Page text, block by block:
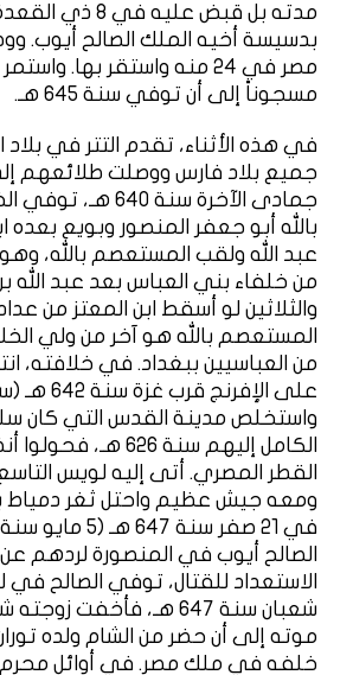
بدسيسة أخيه الملك الصالح أيوب.
مصر في 24 منه واستقر بها.
مسجوناً إلى أن توفي سنة 645 هـ.
في هذه الأثناء، تقدم التتر في بلاد
جمادى الآخرة سنة
بالله أبو جعفر المنصور وبويع بعده
عبد الله ولقب المستعصم بالله، وهو
من خلفاء بني العباس بعد عبد الله
والثلاثين لو أسقط ابن المعتز من
المستعصم بالله هو آخر من ولي
من العباسيين ببغداد. في خلافته،
واستخلص مدينة القدس التي كان
الكامل إليهم سنة 626
القطر المصري. أتى إليه لويس
ومعه جيش عظيم واحتل ثغر دمياط
الصالح أيوب في المنصورة لردهم عن
شعبان سنة 647 هـ، فأخفت
موته إلى أن حضر من الشام ولده